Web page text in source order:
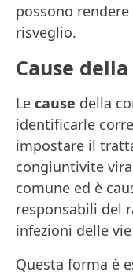
possono
risveglio.
Cause
Le cause della
identificarle
impostare il
congiuntivite
comune ed è
responsabili del
infezioni delle
Questa forma è